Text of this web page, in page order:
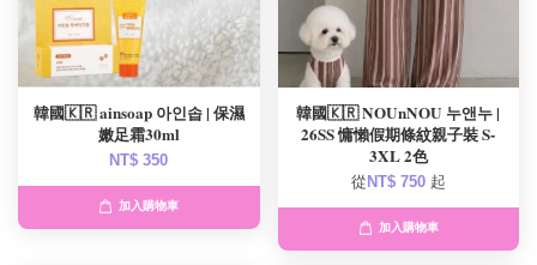
韓國🇰🇷 ainsoap 아인솝 | 保濕
嫩足霜30ml
NT$ 350
加入購物車
韓國🇰🇷 NOUnNOU 누앤누 |
26SS 慵懶假期條紋親子裝 S-
3XL 2色
從 NT$ 750 起
加入購物車